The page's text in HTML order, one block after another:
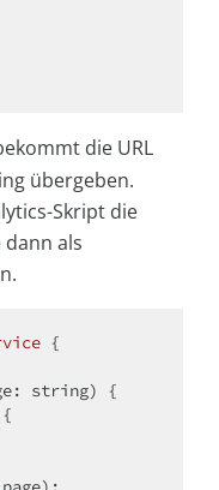
die URL
übergeben.
Skript die
dann als
string)
{